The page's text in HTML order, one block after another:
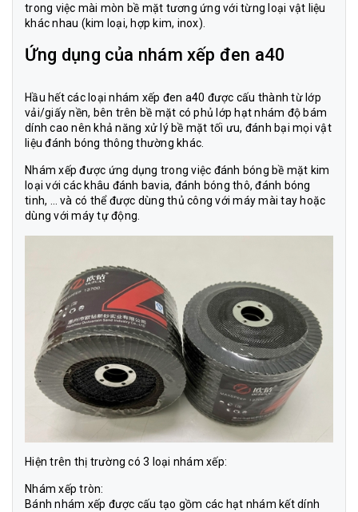
trong việc mài mòn bề mặt tương ứng với từng loại vật liệu
khác nhau (kim loại, hợp kim, inox).
Ứng dụng của nhám xếp đen a40
Hầu hết các loại nhám xếp đen a40 được cấu thành từ lớp
vải/giấy nền, bên trên bề mặt có phủ lớp hạt nhám độ bám
dính cao nên khả năng xử lý bề mặt tối ưu, đánh bại mọi vật
liệu đánh bóng thông thường khác.
Nhám xếp được ứng dụng trong việc đánh bóng bề mặt kim
loại với các khâu đánh bavia, đánh bóng thô, đánh bóng
tinh, … và có thể được dùng thủ công với máy mài tay hoặc
dùng với máy tự động.
Hiện trên thị trường có 3 loại nhám xếp:
Nhám xếp tròn:
Bánh nhám xếp được cấu tạo gồm các hạt nhám kết dính